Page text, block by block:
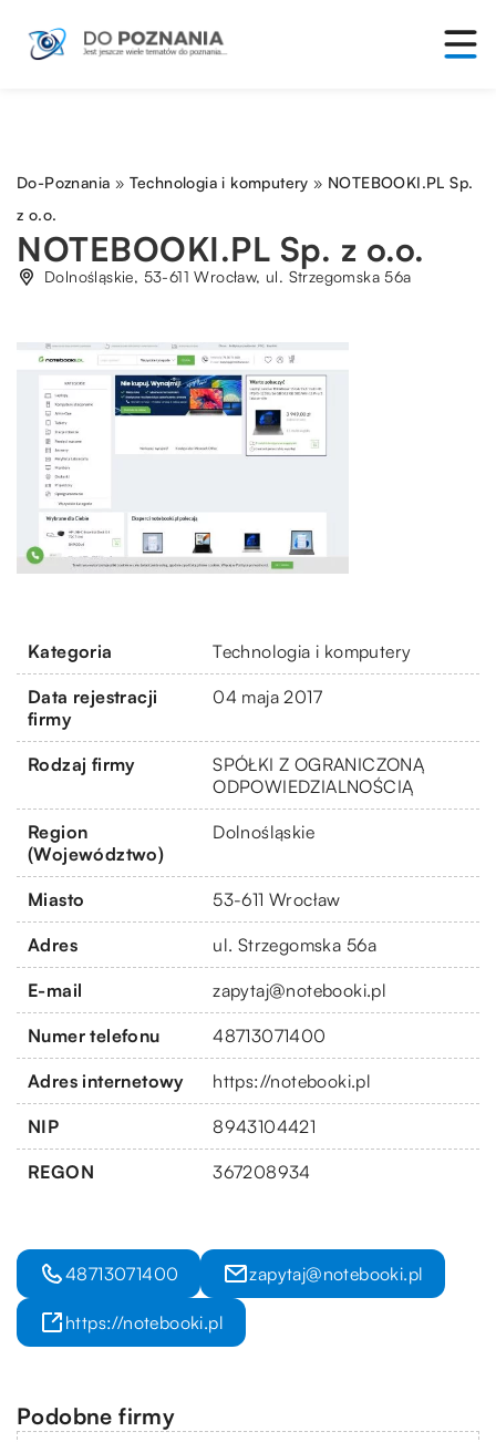
Do-Poznania » Technologia i komputery » NOTEBOOKI.PL Sp.
z o.o.
NOTEBOOKI.PL Sp. z o.o.
Dolnośląskie, 53-611 Wrocław, ul. Strzegomska 56a
Kategoria Technologia i komputery
Data rejestracji
firmy
04 maja 2017
Rodzaj firmy
SPÓŁKI Z OGRANICZONĄ
ODPOWIEDZIALNOŚCIĄ
Region
(Województwo)
Dolnośląskie
Miasto 53-611 Wrocław
Adres ul. Strzegomska 56a
E-mail zapytaj@notebooki.pl
Numer telefonu 48713071400
Adres internetowy https://notebooki.pl
NIP 8943104421
REGON 367208934
48713071400 zapytaj@notebooki.pl
https://notebooki.pl
Podobne firmy